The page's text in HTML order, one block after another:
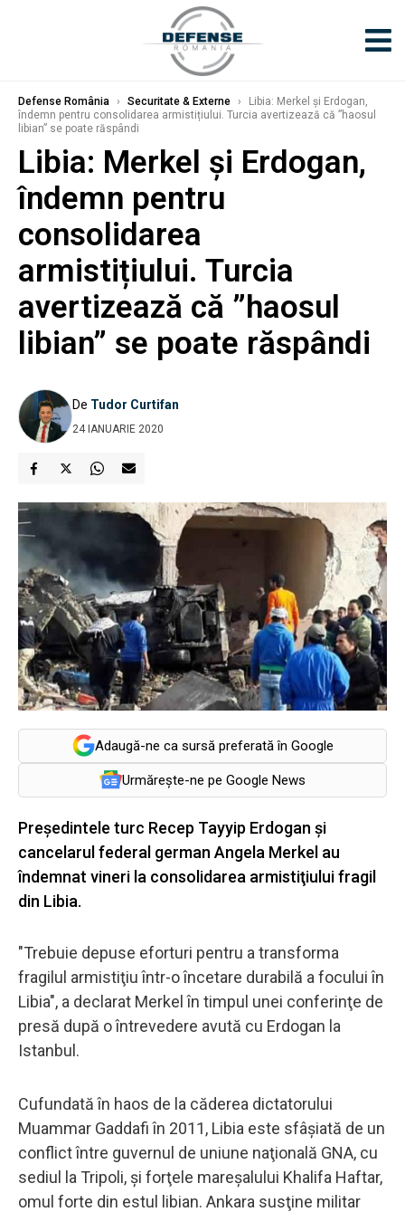
Defense România › Securitate & Externe ›
Libia: Merkel și Erdogan,
îndemn pentru consolidarea armistițiului. Turcia avertizează că ”haosul
libian” se poate răspândi
Libia: Merkel și Erdogan,
îndemn pentru
consolidarea
armistițiului. Turcia
avertizează că ”haosul
libian” se poate răspândi
De Tudor Curtifan
24 IANUARIE 2020
Adaugă-ne ca sursă preferată în Google
Urmărește-ne pe Google News
Preşedintele turc Recep Tayyip Erdogan şi
cancelarul federal german Angela Merkel au
îndemnat vineri la consolidarea armistiţiului fragil
din Libia.
"Trebuie depuse eforturi pentru a transforma
fragilul armistiţiu într-o încetare durabilă a focului în
Libia", a declarat Merkel în timpul unei conferinţe de
presă după o întrevedere avută cu Erdogan la
Istanbul.
Cufundată în haos de la căderea dictatorului
Muammar Gaddafi în 2011, Libia este sfâşiată de un
conflict între guvernul de uniune naţională GNA, cu
sediul la Tripoli, şi forţele mareşalului Khalifa Haftar,
omul forte din estul libian. Ankara susţine militar